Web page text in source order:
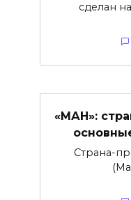
сделан
«МАН»:
Страна-